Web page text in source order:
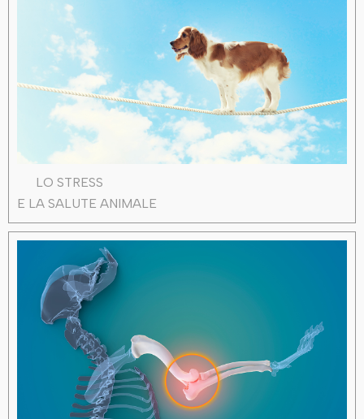
LO STRESS
E LA SALUTE ANIMALE